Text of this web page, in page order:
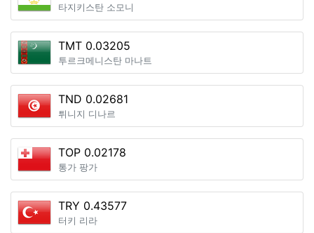
타지키스탄 소모니
TMT 0.03205
투르크메니스탄 마나트
TND 0.02681
튀니지 디나르
TOP 0.02178
통가 팡가
TRY 0.43577
터키 리라